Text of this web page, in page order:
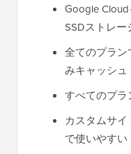
Google
SSDストレー
全てのプラ
みキャッシュ
すべてのプラ
カスタムサ
で使いやすい